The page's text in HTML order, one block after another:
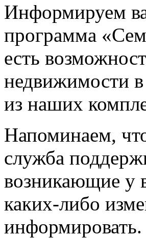
Информируем
программа
есть
недвижимости
из наших
Напоминаем,
служба
возникающие у
каких-либо
информировать.